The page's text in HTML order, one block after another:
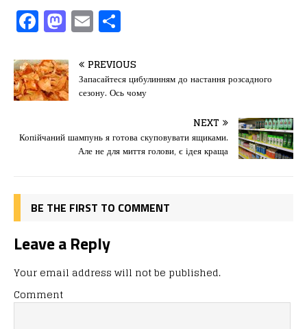
F
a
c
e
b
o
o
M
a
st
o
d
o
n
E
m
ai
l
іл
и
т
ис
я
PREVIOUS
Запасайтеся цибулинням до настання розсадного
сезону. Ось чому
NEXT
Копійчаний шампунь я готова скуповувати ящиками.
Але не для миття голови, є ідея краща
BE THE FIRST TO COMMENT
Leave a Reply
Your email address will not be published.
Comment